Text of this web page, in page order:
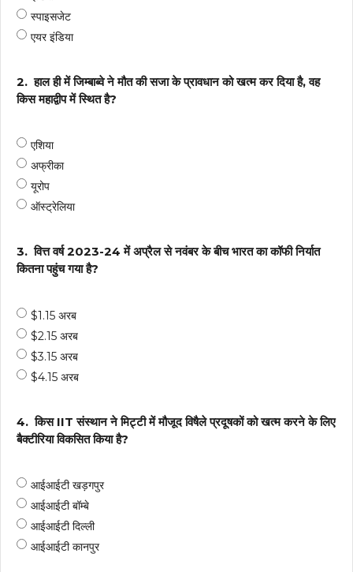
स्पाइसजेट
एयर इंडिया
2. हाल ही में जिम्बाब्वे ने मौत की सजा के प्रावधान को खत्म कर दिया है, वह
किस महाद्वीप में स्थित है?
एशिया
अफ्रीका
यूरोप
ऑस्ट्रेलिया
3. वित्त वर्ष 2023-24 में अप्रैल से नवंबर के बीच भारत का कॉफी निर्यात
कितना पहुंच गया है?
$1.15 अरब
$2.15 अरब
$3.15 अरब
$4.15 अरब
4. किस IIT संस्थान ने मिट्टी में मौजूद विषैले प्रदूषकों को खत्म करने के लिए
बैक्टीरिया विकसित किया है?
आईआईटी खड़गपुर
आईआईटी बॉम्बे
आईआईटी दिल्ली
आईआईटी कानपुर